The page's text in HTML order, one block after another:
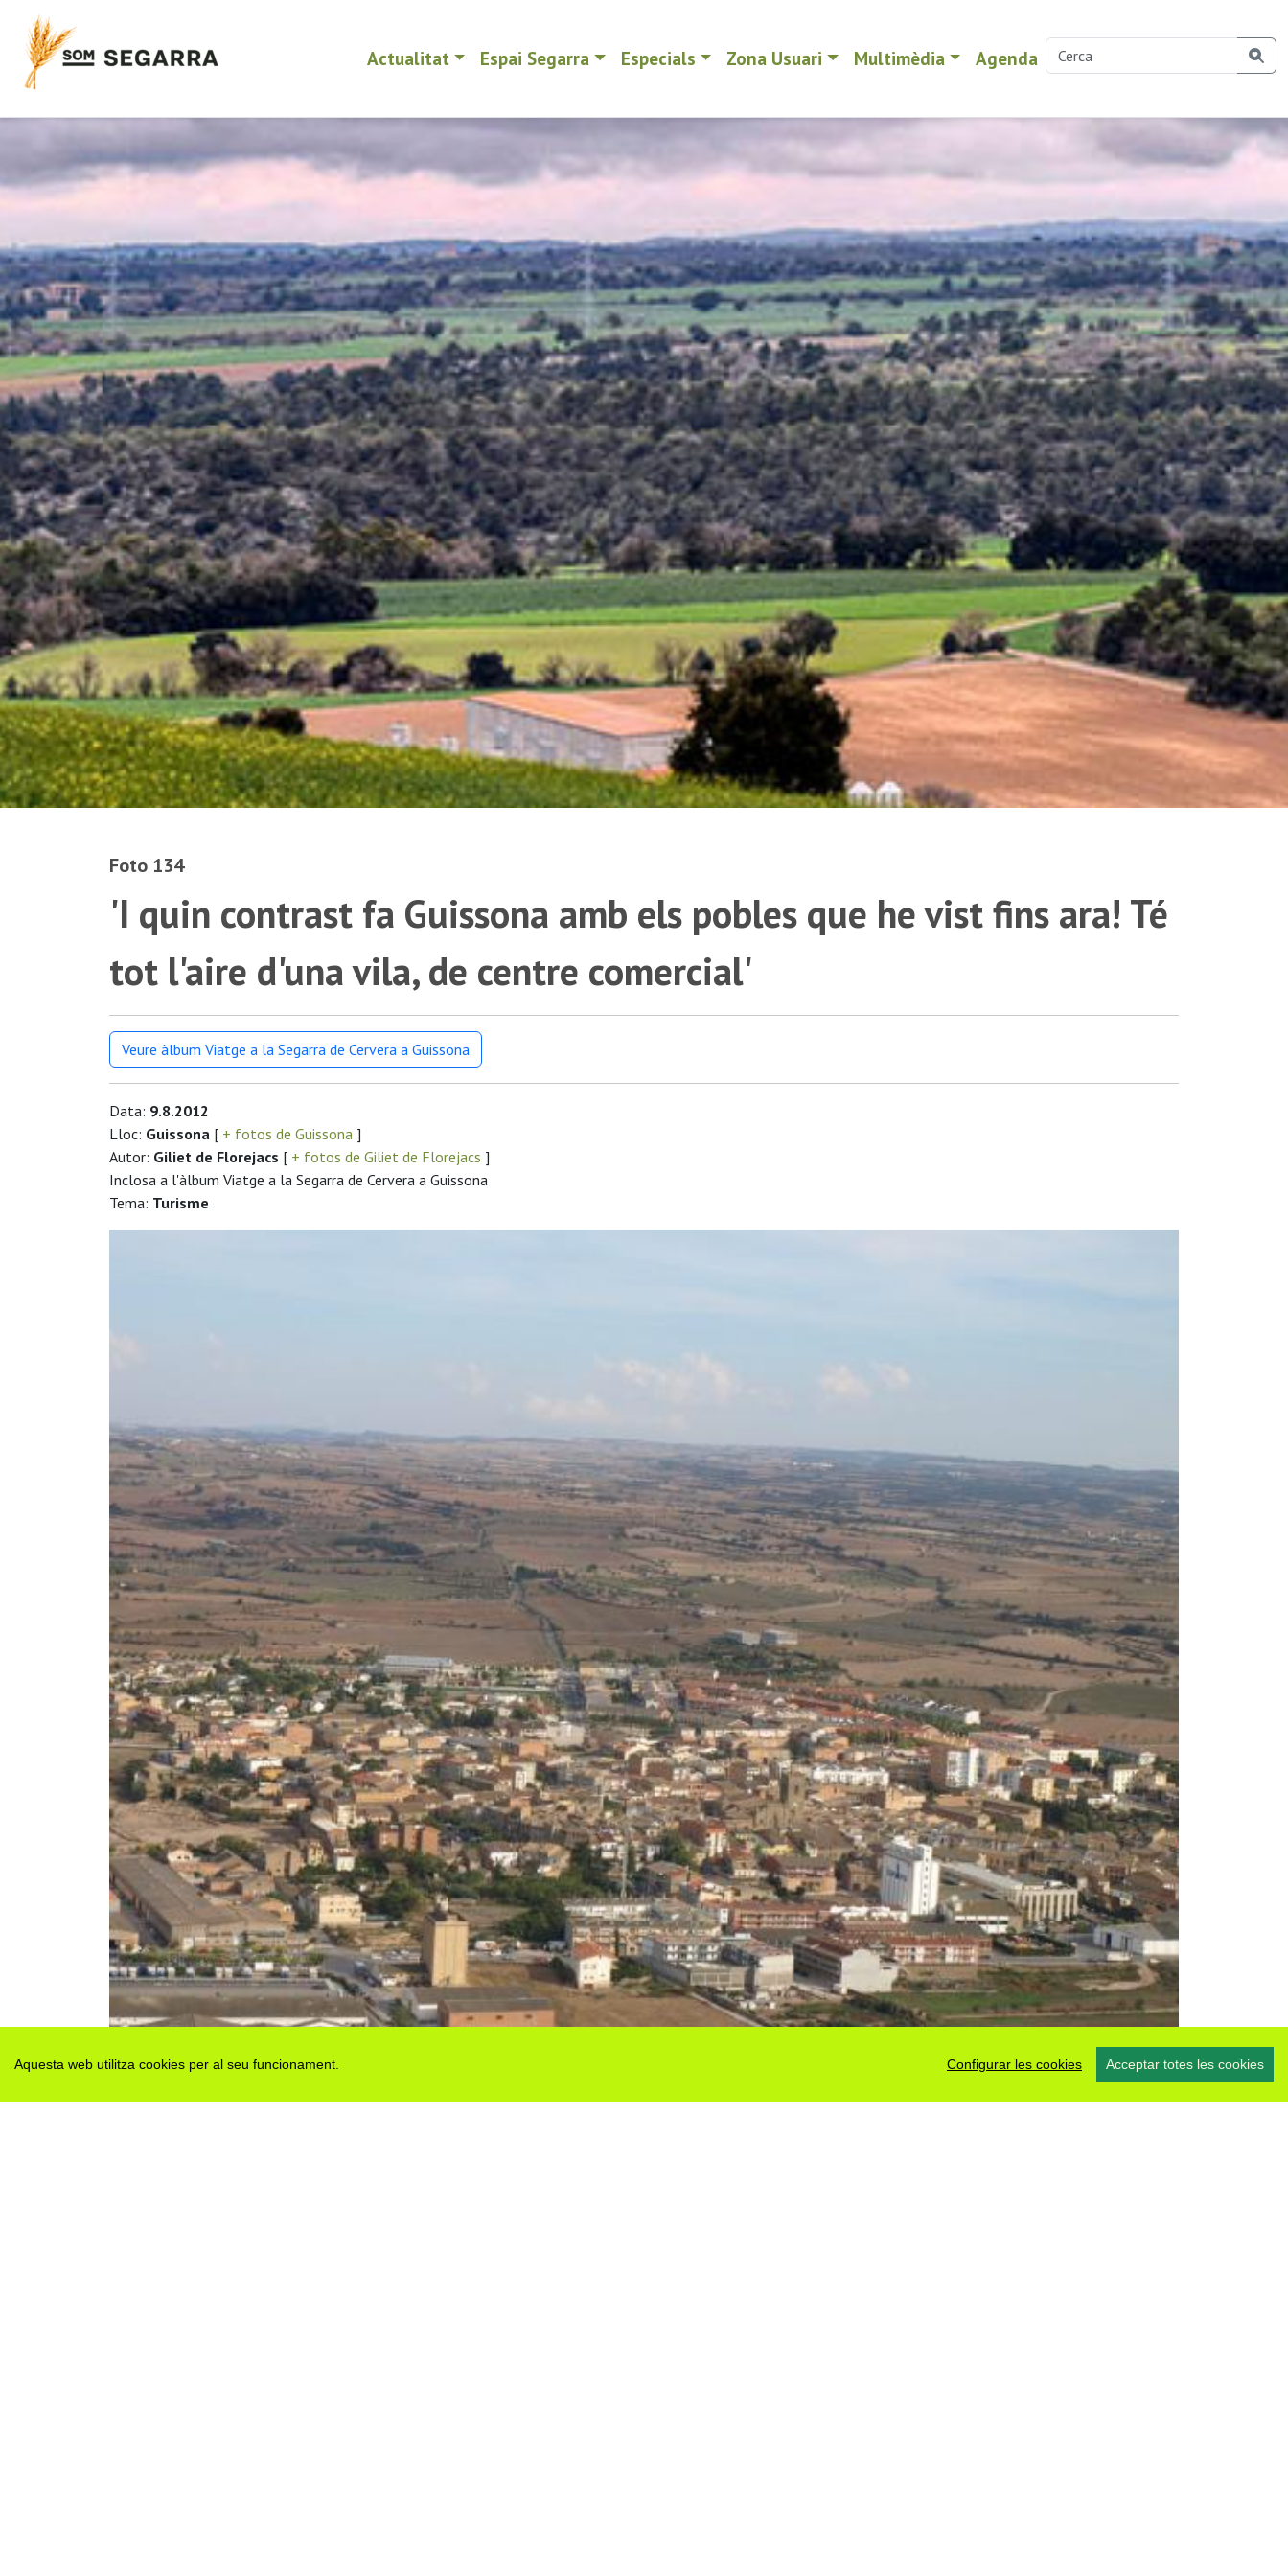
Aquesta web utilitza cookies per al seu funcionament. Configurar les cookies Acceptar totes les cookies
Actualitat Espai Segarra Especials Zona Usuari Multimèdia Agenda
Foto 134
'I quin contrast fa Guissona amb els pobles que he vist fins ara! Té
tot l'aire d'una vila, de centre comercial'
Veure àlbum Viatge a la Segarra de Cervera a Guissona
Data: 9.8.2012
Lloc: Guissona [ + fotos de Guissona ]
Autor: Giliet de Florejacs [ + fotos de Giliet de Florejacs ]
Inclosa a l'àlbum Viatge a la Segarra de Cervera a Guissona
Tema: Turisme